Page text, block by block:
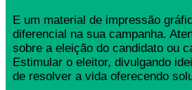
E um material de impressão
diferencial na sua campanha.
sobre a eleição do candidato ou
Estimular o eleitor, divulgando
de resolver a vida oferecendo